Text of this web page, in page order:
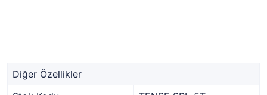
Diğer Özellikler